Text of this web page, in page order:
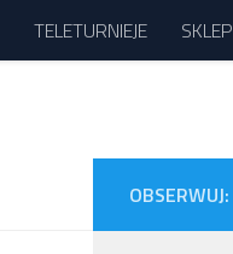
TELETURNIEJE SKLEP
OBSERWUJ: